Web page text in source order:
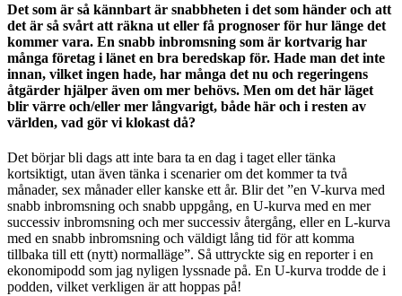
Det som är så kännbart är snabbheten i det som händer och att
det är så svårt att räkna ut eller få prognoser för hur länge det
kommer vara. En snabb inbromsning som är kortvarig har
många företag i länet en bra beredskap för. Hade man det inte
innan, vilket ingen hade, har många det nu och regeringens
åtgärder hjälper även om mer behövs. Men om det här läget
blir värre och/eller mer långvarigt, både här och i resten av
världen, vad gör vi klokast då?
Det börjar bli dags att inte bara ta en dag i taget eller tänka
kortsiktigt, utan även tänka i scenarier om det kommer ta två
månader, sex månader eller kanske ett år. Blir det ”en V-kurva med
snabb inbromsning och snabb uppgång, en U-kurva med en mer
successiv inbromsning och mer successiv återgång, eller en L-kurva
med en snabb inbromsning och väldigt lång tid för att komma
tillbaka till ett (nytt) normalläge”. Så uttryckte sig en reporter i en
ekonomipodd som jag nyligen lyssnade på. En U-kurva trodde de i
podden, vilket verkligen är att hoppas på!